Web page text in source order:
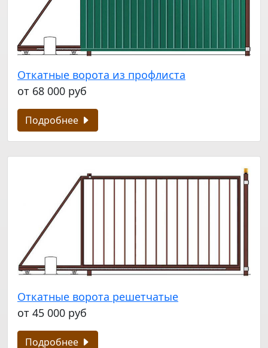
Откатные ворота из профлиста
от 68 000 руб
Подробнее
Откатные ворота решетчатые
от 45 000 руб
Подробнее